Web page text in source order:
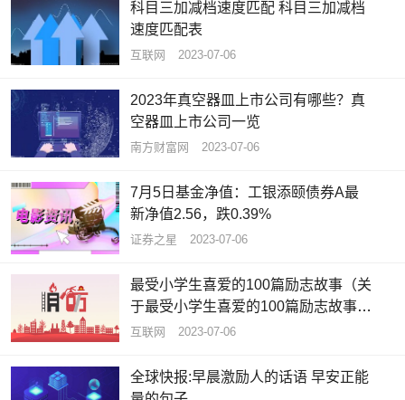
科目三加减档速度匹配 科目三加减档
速度匹配表
互联网 2023-07-06
2023年真空器皿上市公司有哪些？真
空器皿上市公司一览
南方财富网 2023-07-06
7月5日基金净值：工银添颐债券A最
新净值2.56，跌0.39%
证券之星 2023-07-06
最受小学生喜爱的100篇励志故事（关
于最受小学生喜爱的100篇励志故事介
绍）_全球资讯
互联网 2023-07-06
全球快报:早晨激励人的话语 早安正能